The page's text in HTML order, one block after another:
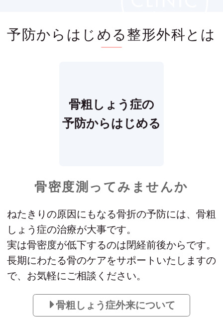
予防からはじめる整形外科とは
骨粗しょう症の
予防からはじめる
骨密度測ってみませんか
ねたきりの原因にもなる骨折の予防には、骨粗
しょう症の治療が大事です。
実は骨密度が低下するのは閉経前後からです。
長期にわたる骨のケアをサポートいたしますの
で、お気軽にご相談ください。
骨粗しょう症外来について